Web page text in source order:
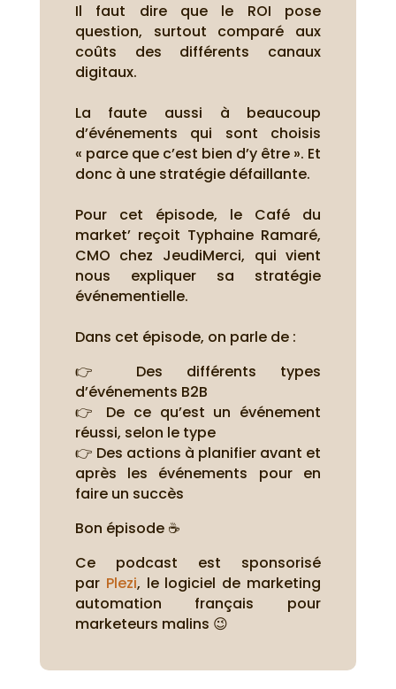
Il faut dire que le ROI pose
question, surtout comparé aux
coûts des différents canaux
digitaux.
La faute aussi à beaucoup
d’événements qui sont choisis
« parce que c’est bien d’y être ». Et
donc à une stratégie défaillante.
Pour cet épisode, le Café du
market’ reçoit Typhaine Ramaré,
CMO chez JeudiMerci, qui vient
nous expliquer sa stratégie
événementielle.
Dans cet épisode, on parle de :
👉 Des différents types
d’événements B2B
👉 De ce qu’est un événement
réussi, selon le type
👉 Des actions à planifier avant et
après les événements pour en
faire un succès
Bon épisode ☕
Ce podcast est sponsorisé
par Plezi, le logiciel de marketing
automation français pour
marketeurs malins 😉